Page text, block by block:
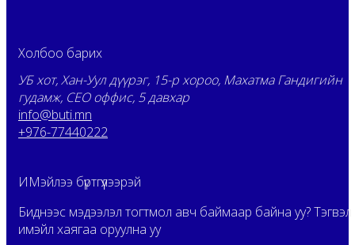
Холбоо барих
УБ хот, Хан-Уул дүүрэг, 15-р хороо, Махатма Гандигийн
гудамж, CEO оффис, 5 давхар
info@buti.mn
+976-77440222
ИМэйлээ бүртгүүлээрэй
Биднээс мэдээлэл тогтмол авч баймаар байна уу? Тэгвэл
имэйл хаягаа оруулна уу